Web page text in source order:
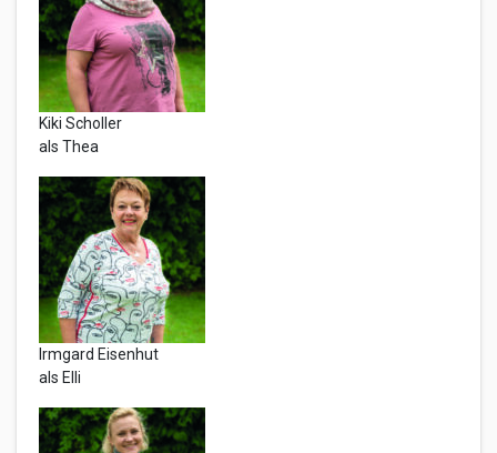
Kiki Scholler
als Thea
Irmgard Eisenhut
als Elli